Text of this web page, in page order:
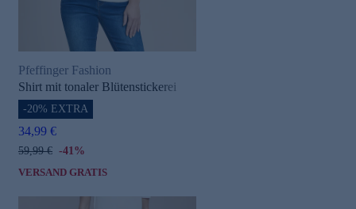
Pfeffinger Fashion
Shirt mit tonaler Blütenstickerei
-20% EXTRA
34,99 €
59,99 € -41%
VERSAND GRATIS